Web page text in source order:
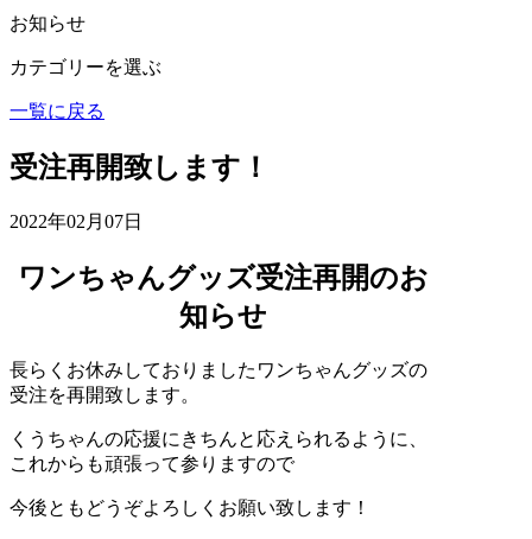
お知らせ
カテゴリーを選ぶ
一覧に戻る
受注再開致します！
2022年02月07日
ワンちゃんグッズ受注再開のお
知らせ
長らくお休みしておりましたワンちゃんグッズの
受注を再開致します。
くうちゃんの応援にきちんと応えられるように、
これからも頑張って参りますので
今後ともどうぞよろしくお願い致します！